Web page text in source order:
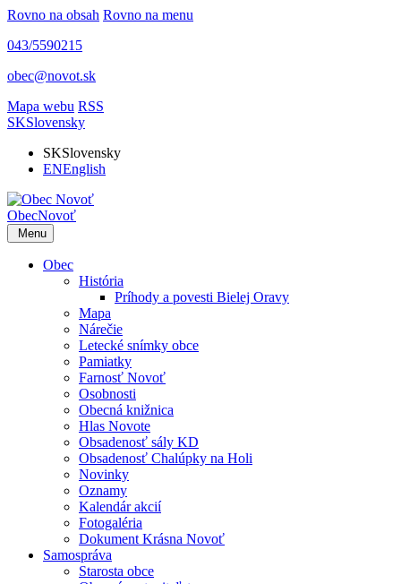
Rovno na obsah Rovno na menu
043/5590215
obec@novot.sk
Mapa webu RSS
SKSlovensky
SKSlovensky
ENEnglish
ObecNovoť
Menu
Obec
História
Príhody a povesti Bielej Oravy
Mapa
Nárečie
Letecké snímky obce
Pamiatky
Farnosť Novoť
Osobnosti
Obecná knižnica
Hlas Novote
Obsadenosť sály KD
Obsadenosť Chalúpky na Holi
Novinky
Oznamy
Kalendár akcií
Fotogaléria
Dokument Krásna Novoť
Samospráva
Starosta obce